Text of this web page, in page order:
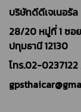
บริษัทดีดีเจเนอรั
28/20 หมู่ที่ 1 ซอ
ปทุมธานี 12130
โทร.02-